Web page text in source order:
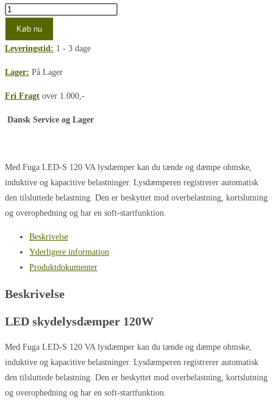
Køb nu
Leveringstid: 1 - 3 dage
Lager: På Lager
Fri Fragt over 1.000,-
Dansk Service og Lager
Med Fuga LED-S 120 VA lysdæmper kan du tænde og dæmpe ohmske,
induktive og kapacitive belastninger. Lysdæmperen registrerer automatisk
den tilsluttede belastning. Den er beskyttet mod overbelastning, kortslutning
og overophedning og har en soft-startfunktion.
Beskrivelse
Yderligere information
Produktdokumenter
Beskrivelse
LED skydelysdæmper 120W
Med Fuga LED-S 120 VA lysdæmper kan du tænde og dæmpe ohmske,
induktive og kapacitive belastninger. Lysdæmperen registrerer automatisk
den tilsluttede belastning. Den er beskyttet mod overbelastning, kortslutning
og overophedning og har en soft-startfunktion.